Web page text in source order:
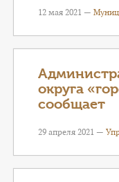
12 мая 2021 —
округа
сообщает
29 апреля 2021 —